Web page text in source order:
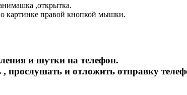
,открытка.
картинке правой кнопкой мышки.
и шутки на телефон.
и отложить отправку